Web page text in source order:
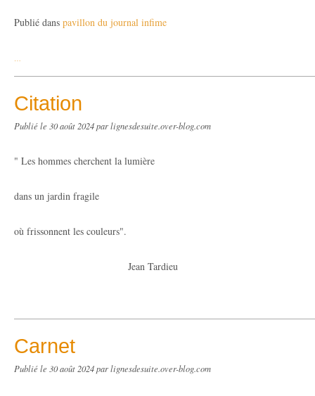
Publié dans pavillon du journal infime
…
Citation
Publié le 30 août 2024par lignesdesuite.over-blog.com
" Les hommes cherchent la lumière
dans un jardin fragile
où frissonnent les couleurs".
Jean Tardieu
Carnet
Publié le 30 août 2024par lignesdesuite.over-blog.com